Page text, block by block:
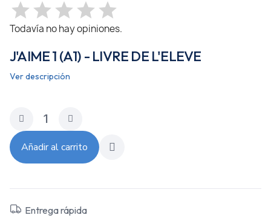
Todavía no hay opiniones.
J'AIME 1 (A1) - LIVRE DE L'ELEVE
Ver descripción
Añadir al carrito
Entrega rápida